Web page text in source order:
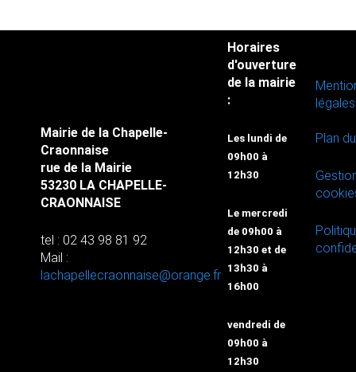
Mairie de la Chapelle-
Craonnaise
rue de la Mairie
53230 LA CHAPELLE-
CRAONNAISE
tel : 02 43 98 81 92
Mail :
lachapellecraonnaise@orange.fr
Horaires
d'ouverture
de la mairie
:
Les lundi de
09h00 à
12h30
Le mercredi
de 09h00 à
12h30 et de
13h30 à
16h00
vendredi de
09h00 à
12h30
légales
Plan